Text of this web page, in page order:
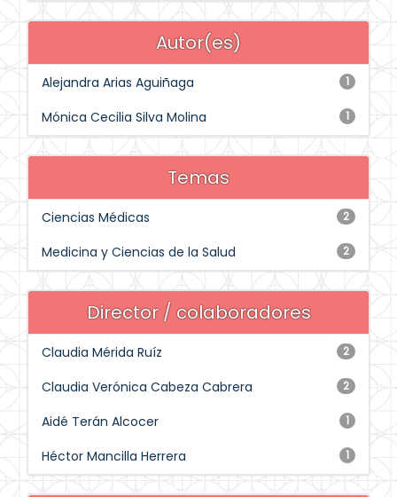
Autor(es)
1
Alejandra Arias Aguiñaga
1
Mónica Cecilia Silva Molina
Temas
2
Ciencias Médicas
2
Medicina y Ciencias de la Salud
Director / colaboradores
2
Claudia Mérida Ruíz
2
Claudia Verónica Cabeza Cabrera
1
Aidé Terán Alcocer
1
Héctor Mancilla Herrera